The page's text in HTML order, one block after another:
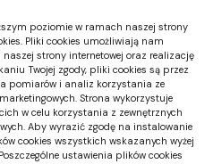
poziomie w ramach naszej strony
Pliki cookies umożliwiają nam
naszej strony internetowej oraz realizację
Twojej zgody, pliki cookies są przez
pomiarów i analiz korzystania ze
Strona wykorzystuje
w celu korzystania z zewnętrznych
Aby wyrazić zgodę na instalowanie
cookies wszystkich wskazanych wyżej
ustawienia plików cookies
uchylne: kiedy
niż rolety
montażu neonu: co
pokazywać